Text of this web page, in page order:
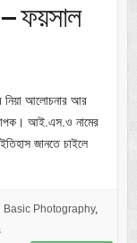
– ফয়সাল
নিয়া আলোচনার আর
আই.এস.ও নামের
জানতে চাইলে
Basic Photography,